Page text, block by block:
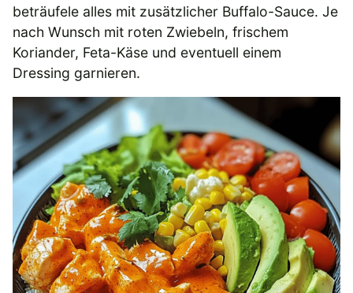
beträufele alles mit zusätzlicher Buffalo-Sauce. Je
nach Wunsch mit roten Zwiebeln, frischem
Koriander, Feta-Käse und eventuell einem
Dressing garnieren.